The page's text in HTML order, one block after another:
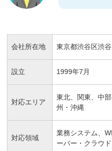
会社所在地 東京都渋谷区渋
設立 1999年7月
対応エリア
東北、関東、中
州・沖縄
対応領域
業務システム、
ーバー・クラウ